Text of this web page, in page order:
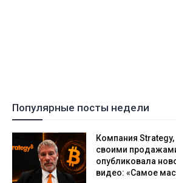
Популярные посты недели
Компания
своими
опубликовала
видео: «Самое